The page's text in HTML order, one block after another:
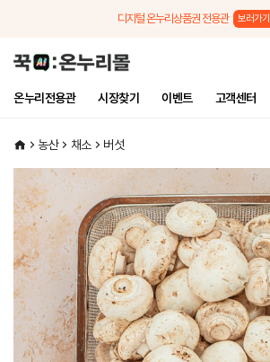
디지털 온누리상품권 전용관 보러가기
온누리전용관 시장찾기 이벤트 고객센터
농산 채소 버섯